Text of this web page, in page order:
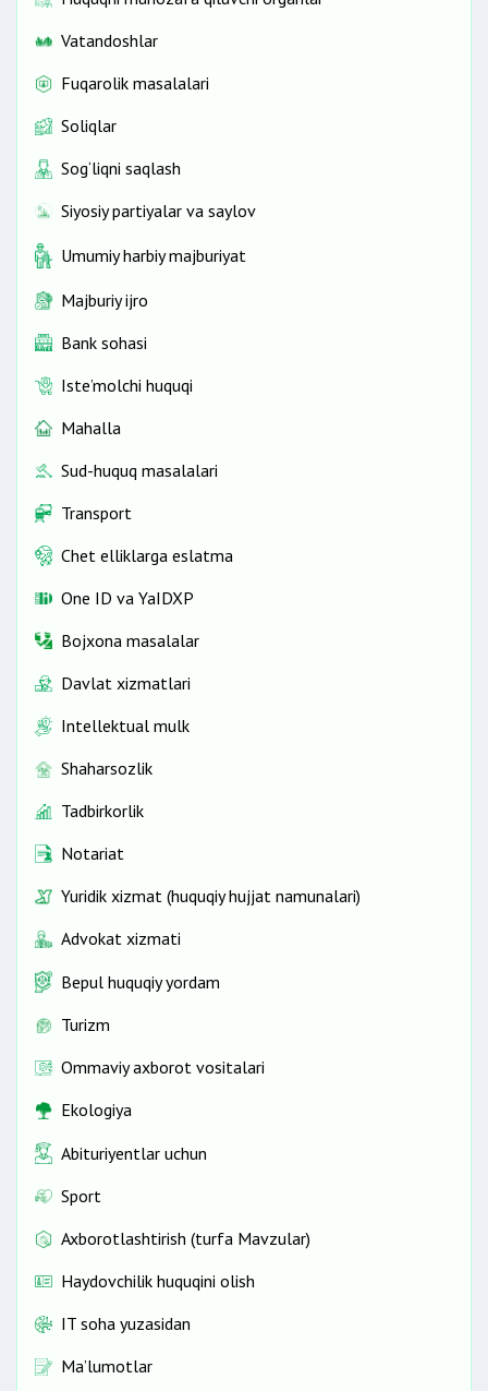
Vatandoshlar
Fuqarolik masalalari
Soliqlar
Sog‘liqni saqlash
Siyosiy partiyalar va saylov
Umumiy harbiy majburiyat
Majburiy ijro
Bank sohasi
Iste’molchi huquqi
Mahalla
Sud-huquq masalalari
Transport
Chet elliklarga eslatma
One ID vа YaIDXP
Bojxona masalalar
Davlat xizmatlari
Intellektual mulk
Shaharsozlik
Tadbirkorlik
Notariat
Yuridik xizmat (huquqiy hujjat namunalari)
Advokat xizmati
Bepul huquqiy yordam
Turizm
Ommaviy axborot vositalari
Ekologiya
Abituriyentlar uchun
Sport
Axborotlashtirish (turfa Mavzular)
Haydovchilik huquqini olish
IT soha yuzasidan
Ma’lumotlar